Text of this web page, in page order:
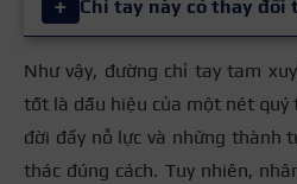
đường chỉ khá hiếm
Thực tế tỷ lệ người sở
tay chính hoàn toàn
đầu là khá thấp.
+ Chỉ tay này có thay đổi
Đường chỉ tay trên bàn tay
bất biến. Mặc dù cấu trúc cơ
khó thay đổi hoàn toàn
và các nhánh phụ có thể
Như vậy, đường chỉ tay tam
tốt là dấu hiệu của một nét quý
đời đầy nỗ lực và những thành
thác đúng cách. Tuy nhiên,